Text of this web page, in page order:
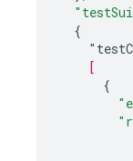
{
[
{